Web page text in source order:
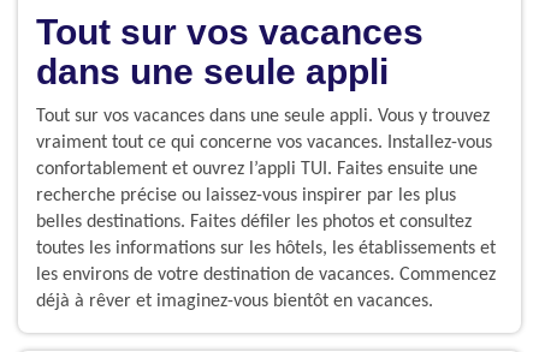
Tout sur vos vacances
dans une seule appli
Tout sur vos vacances dans une seule appli. Vous y trouvez
vraiment tout ce qui concerne vos vacances. Installez-vous
confortablement et ouvrez l’appli TUI. Faites ensuite une
recherche précise ou laissez-vous inspirer par les plus
belles destinations. Faites défiler les photos et consultez
toutes les informations sur les hôtels, les établissements et
les environs de votre destination de vacances. Commencez
déjà à rêver et imaginez-vous bientôt en vacances.